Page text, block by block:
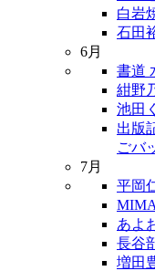
白岩
石田
6月
書道
紺野
池田
出版
ごバ
7月
平岡
あよ
長谷
増田